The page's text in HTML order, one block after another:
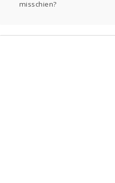
misschien?